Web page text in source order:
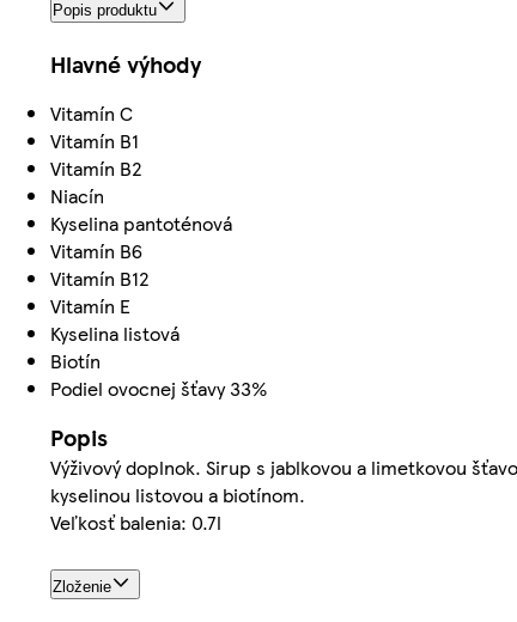
Popis produktu
Hlavné výhody
Vitamín C
Vitamín B1
Vitamín B2
Niacín
Kyselina pantoténová
Vitamín B6
Vitamín B12
Vitamín E
Kyselina listová
Biotín
Podiel ovocnej šťavy 33%
Popis
Výživový doplnok. Sirup s jablkovou a limetkovou
kyselinou listovou a biotínom.
Veľkosť balenia: 0.7l
Zloženie